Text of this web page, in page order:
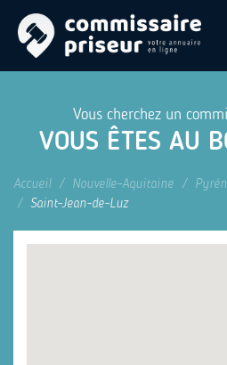
Vous cherchez un
VOUS ÊTES AU
Accueil Nouvelle-Aquitaine
Saint-Jean-de-Luz